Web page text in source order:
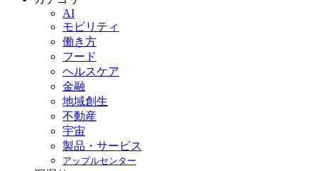
AI
モビリティ
働き方
フード
ヘルスケア
金融
地域創生
不動産
宇宙
製品・サービス
アップルセンター